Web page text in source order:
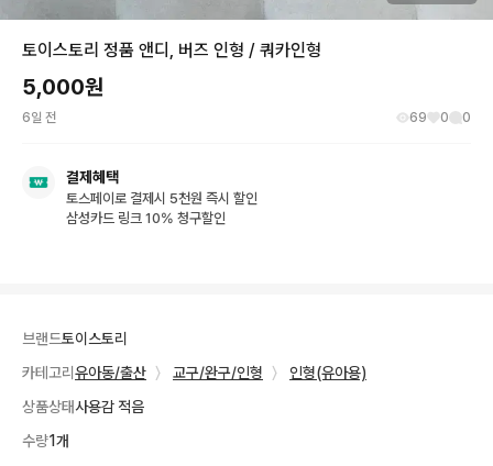
토이스토리 정품 앤디, 버즈 인형 / 쿼카인형
5,000원
6일 전 69 0 0
결제혜택
토스페이로 결제시 5천원 즉시 할인
삼성카드 링크 10% 청구할인
브랜드토이스토리
카테고리 유아동/출산 〉 교구/완구/인형 〉
인형(유아용)
상품상태사용감 적음
수량1개